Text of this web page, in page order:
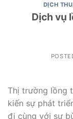
DỊCH
Dịch vụ
Thị trường lồng
kiến sự phát
đi cùng với sự